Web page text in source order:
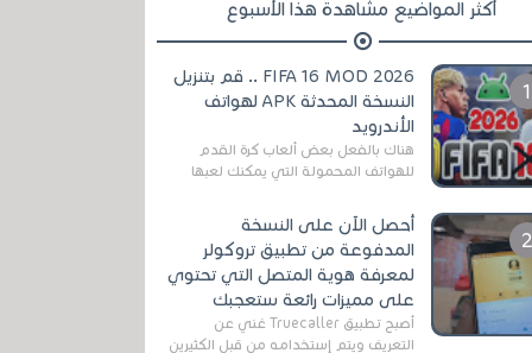
أكثر المواضيع مشاهدة هذا الأسبوع
FIFA 16 MOD 2026 .. قم بتنزيل
النسخة المحدثة APK لهواتف
الأندرويد
هناك بالفعل بعض ألعاب كرة القدم
للهواتف المحمولة التي يمكنك لعبها
مثل EA Sports ...
أحصل الآن على النسخة
المدفوعة من تطبيق تروكولر
لمعرفة هوية المتصل التي تحتوي
على مميزات رائعة ستعجبك
أصبح تطبيق Truecaller غني عن
التعريف ويتم إستخدامه من قبل الكثيرين